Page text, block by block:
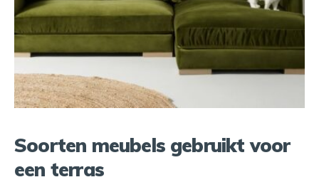
Soorten meubels gebruikt voor
een terras